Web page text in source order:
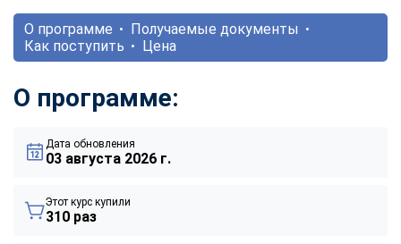
О программе
Получаемые документы
Как поступить
Цена
О программе:
Дата обновления
03 августа 2026 г.
Этот курс купили
310 раз